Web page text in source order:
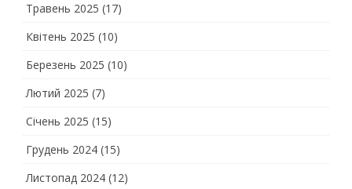
Травень 2025 (17)
Квітень 2025 (10)
Березень 2025 (10)
Лютий 2025 (7)
Січень 2025 (15)
Грудень 2024 (15)
Листопад 2024 (12)